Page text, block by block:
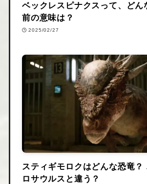
ベックレスピナクスって、どん
前の意味は？
2025/02/27
スティギモロクはどんな恐竜？
ロサウルスと違う？